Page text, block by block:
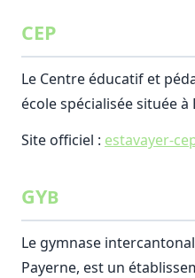
CEP
Le Centre éducatif et
école spécialisée située à
Site officiel : estavayer-
GYB
Le gymnase
Payerne, est un